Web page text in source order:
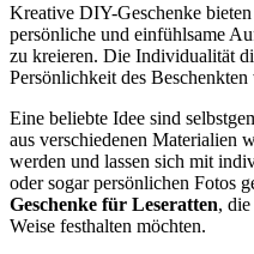
Kreative DIY-Geschenke
persönliche und einfühlsame
zu kreieren. Die Individualität
Persönlichkeit des
Eine beliebte Idee sind
aus verschiedenen Materialien
werden und lassen sich mit
oder sogar persönlichen Fotos
Geschenke für Leseratten,
Weise festhalten möchten.